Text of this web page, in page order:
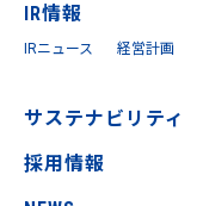
IR情報
IRニュース 経営計画
サステナビリティ
採用情報